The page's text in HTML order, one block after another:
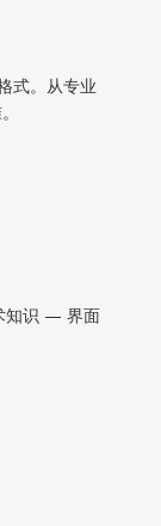
式。从专业
知识 — 界面